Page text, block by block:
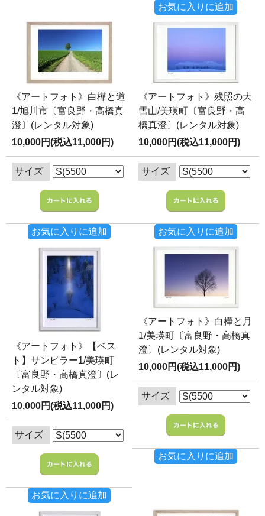
お気に入りに追加
《アートフォト》白樺と道
1/旭川市〔富良野・高橋真
澄〕(レンタル対象)
10,000円(税込11,000円)
サイズ
お気に入りに追加
《アートフォト》残照の大
雪山/美瑛町〔富良野・高
橋真澄〕(レンタル対象)
10,000円(税込11,000円)
サイズ
お気に入りに追加
《アートフォト》【ベス
ト】サンピラー1/美瑛町
〔富良野・高橋真澄〕(レ
ンタル対象)
10,000円(税込11,000円)
サイズ
お気に入りに追加
《アートフォト》白樺と月
1/美瑛町〔富良野・高橋真
澄〕(レンタル対象)
10,000円(税込11,000円)
サイズ
お気に入りに追加